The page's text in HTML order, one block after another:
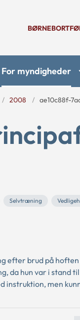
For myndigheder
2008 ae10c88f-
Selvtræning
efter brud på
hun var i stand
men